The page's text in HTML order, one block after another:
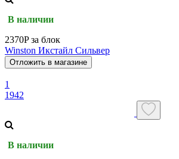
В наличии
2370P за блок
Winston Икстайл Сильвер
Отложить в магазине
1
1942
В наличии